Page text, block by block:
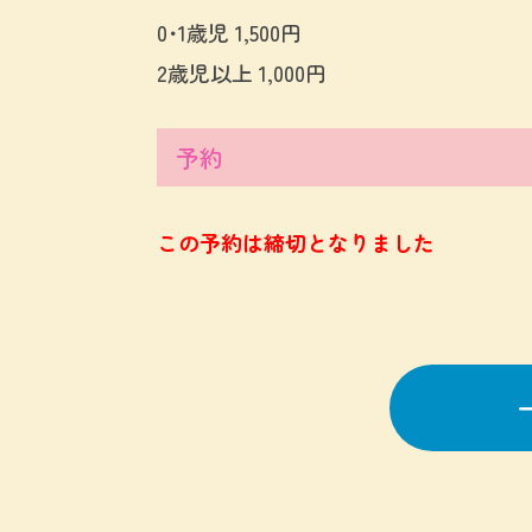
0･1歳児 1,500円
2歳児以上 1,000円
予約
この予約は締切となりました